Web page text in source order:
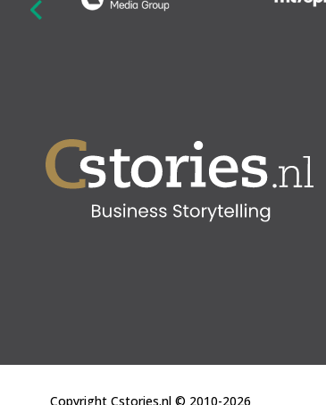
Copyright Cstories.nl © 2010-2026